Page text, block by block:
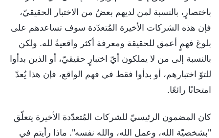
باختصارٍ، بالنسبة لمن لديهم بعضٌ من الاختبار الحقيقيّ،
فإن هذه الشركات الأخيرة المُتعدّدة سوف تساعدهم على
بلوغ فهمٍ أعمق للحقيقة ومعرفة أكثر واقعيةً لله. ولكن
بالنسبة إلى من لا يملكون أيّ اختبارٍ حقيقيّ، أو الذين بدأوا
للتوّ اختبارهم، أو بدأوا فقط في فهم الواقع، فإن هذا يُعدّ
امتحانًا رائعًا.
كان المضمون الرئيسيّ للشركات المُتعدّدة الأخيرة يتعلّق
"بشخصيّة الله، وعمل الله، والله نفسه". ماذا رأيتم في